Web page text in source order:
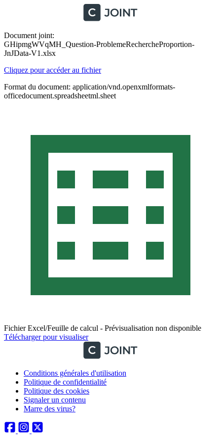
Document joint:
GHipmgWVqMH_Question-ProblemeRechercheProportion-
JnJData-V1.xlsx
Cliquez pour accéder au fichier
Format du document: application/vnd.openxmlformats-
officedocument.spreadsheetml.sheet
Fichier Excel/Feuille de calcul - Prévisualisation non disponible
Télécharger pour visualiser
Conditions générales d'utilisation
Politique de confidentialité
Politique des cookies
Signaler un contenu
Marre des virus?